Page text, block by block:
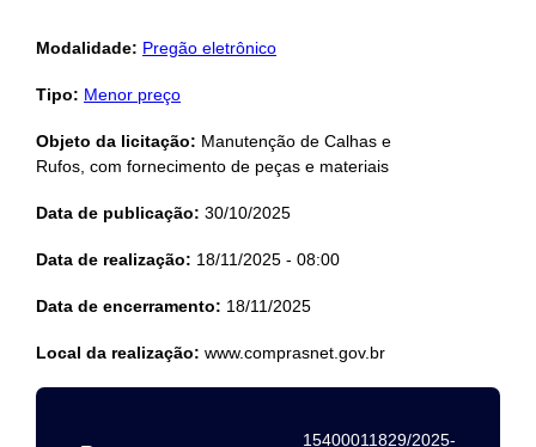
Modalidade: Pregão eletrônico
Tipo: Menor preço
Objeto da licitação: Manutenção de Calhas e
Rufos, com fornecimento de peças e materiais
Data de publicação: 30/10/2025
Data de realização: 18/11/2025 - 08:00
Data de encerramento: 18/11/2025
Local da realização: www.comprasnet.gov.br
15400011829/2025-